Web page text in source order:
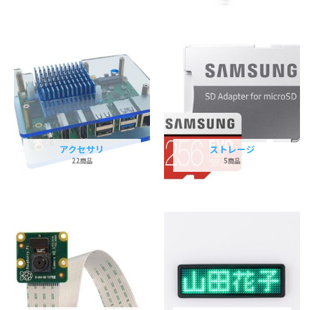
アクセサリ
22商品
ストレージ
5商品